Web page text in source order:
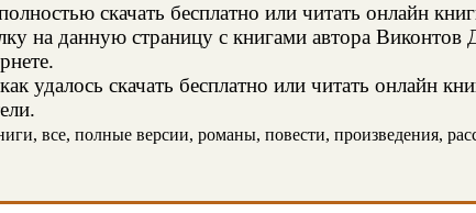
скачать бесплатно или читать онлайн
на данную страницу с книгами автора Виконтов
удалось скачать бесплатно или читать онлайн
все, полные версии, романы, повести, произведения,